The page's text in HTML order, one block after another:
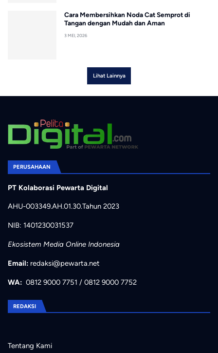
Cara Membersihkan Noda Cat Semprot di
Tangan dengan Mudah dan Aman
3 MEI, 2026
Lihat Lainnya
PERUSAHAAN
PT Kolaborasi Pewarta Digital
AHU-003349.AH.01.30.Tahun 2023
NIB: 1401230031537
Ekosistem Media Online Indonesia
Email: redaksi@pewarta.net
WA: 0812 9000 7751 / 0812 9000 7752
REDAKSI
Tentang Kami